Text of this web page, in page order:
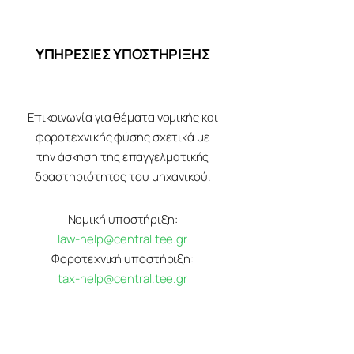
ΥΠΗΡΕΣΙΕΣ ΥΠΟΣΤΗΡΙΞΗΣ
Επικοινωνία για θέματα νομικής και
φοροτεχνικής φύσης σχετικά με
την άσκηση της επαγγελματικής
δραστηριότητας του μηχανικού.
Νομική υποστήριξη:
law-help@central.tee.gr
Φοροτεχνική υποστήριξη:
tax-help@central.tee.gr